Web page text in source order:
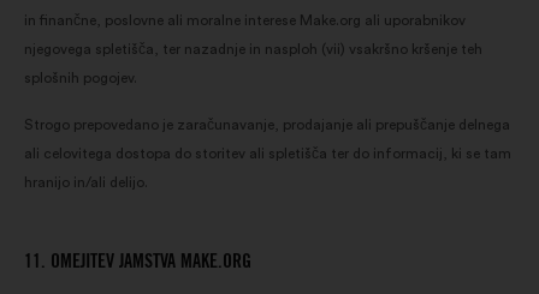
in finančne, poslovne ali moralne interese Make.org ali uporabnikov
njegovega spletišča, ter nazadnje in nasploh (vii) vsakršno kršenje teh
splošnih pogojev.
Strogo prepovedano je zaračunavanje, prodajanje ali prepuščanje delnega
ali celovitega dostopa do storitev ali spletišča ter do informacij, ki se tam
hranijo in/ali delijo.
11. OMEJITEV JAMSTVA MAKE.ORG